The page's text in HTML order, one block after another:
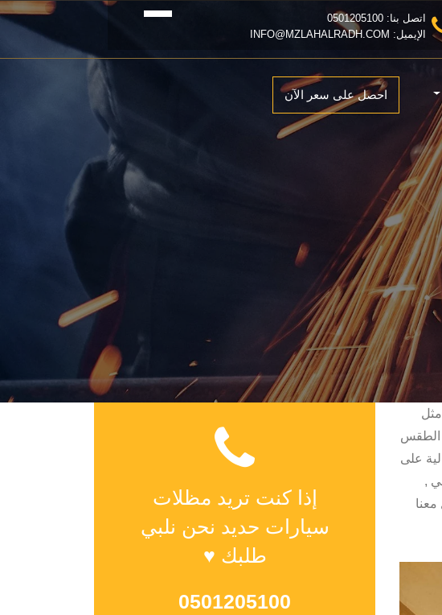
اتصل بنا: 0501205100
الإيميل: INFO@MZLAHALRADH.COM
احصل على سعر الآن
الطقس
على
,
إذا كنت تريد مظلات
سيارات حديد نحن نلبي
طلبك ♥
0501205100